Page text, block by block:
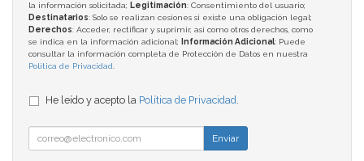
la información solicitada; Legitimación: Consentimiento del usuario;
Destinatarios: Solo se realizan cesiones si existe una obligación legal;
Derechos: Acceder, rectificar y suprimir, así como otros derechos, como
se indica en la información adicional;
Información Adicional: Puede
consultar la información completa de Protección de Datos en nuestra
Política de Privacidad.
He leído y acepto la Política de Privacidad.
Enviar